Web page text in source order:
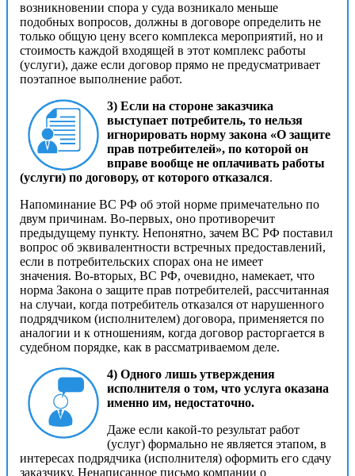
возникновении спора у суда возникало меньше
подобных вопросов, должны в договоре определить не
только общую цену всего комплекса мероприятий, но и
стоимость каждой входящей в этот комплекс работы
(услуги), даже если договор прямо не предусматривает
поэтапное выполнение работ.
3) Если на стороне заказчика
выступает потребитель, то нельзя
игнорировать норму закона «О защите
прав потребителей», по которой он
вправе вообще не оплачивать работы
(услуги) по договору, от которого отказался.
Напоминание ВС РФ об этой норме примечательно по
двум причинам. Во-первых, оно противоречит
предыдущему пункту. Непонятно, зачем ВС РФ поставил
вопрос об эквивалентности встречных предоставлений,
если в потребительских спорах она не имеет
значения. Во-вторых, ВС РФ, очевидно, намекает, что
норма Закона о защите прав потребителей, рассчитанная
на случаи, когда потребитель отказался от нарушенного
подрядчиком (исполнителем) договора, применяется по
аналогии и к отношениям, когда договор расторгается в
судебном порядке, как в рассматриваемом деле.
4) Одного лишь утверждения
исполнителя о том, что услуга оказана
именно им, недостаточно.
Даже если какой-то результат работ
(услуг) формально не является этапом, в
интересах подрядчика (исполнителя) оформить его сдачу
заказчику. Ненаписанное письмо компании о